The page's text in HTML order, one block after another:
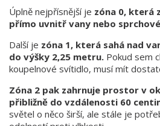
Úplně nejpřísnější je zóna 0, která
přímo uvnitř vany nebo
Další je zóna 1, která sahá nad
do výšky 2,25 metru. Pokud sem
koupelnové svítidlo, musí mít
Zóna 2 pak zahrnuje prostor v
přibližně do vzdálenosti 60
světel o něco širší, ale stále je